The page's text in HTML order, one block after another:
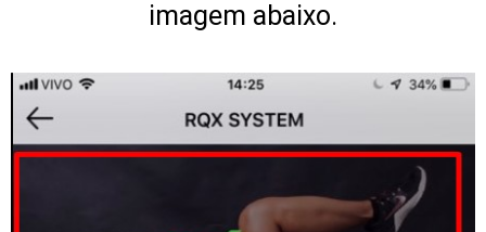
imagem abaixo.